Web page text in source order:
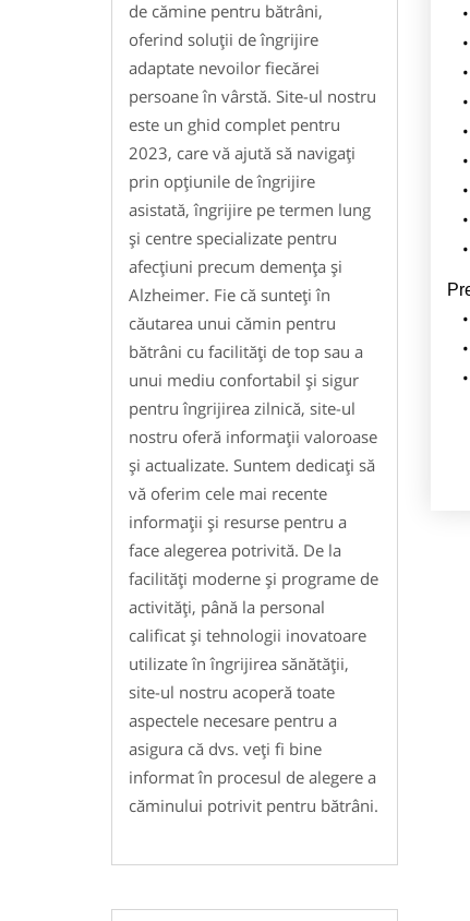
de cămine pentru bătrâni,
oferind soluții de îngrijire
adaptate nevoilor fiecărei
persoane în vârstă. Site-ul nostru
este un ghid complet pentru
2023, care vă ajută să navigați
prin opțiunile de îngrijire
asistată, îngrijire pe termen lung
și centre specializate pentru
afecțiuni precum demența și
Alzheimer. Fie că sunteți în
căutarea unui cămin pentru
bătrâni cu facilități de top sau a
unui mediu confortabil și sigur
pentru îngrijirea zilnică, site-ul
nostru oferă informații valoroase
și actualizate. Suntem dedicați să
vă oferim cele mai recente
informații și resurse pentru a
face alegerea potrivită. De la
facilități moderne și programe de
activități, până la personal
calificat și tehnologii inovatoare
utilizate în îngrijirea sănătății,
site-ul nostru acoperă toate
aspectele necesare pentru a
asigura că dvs. veți fi bine
informat în procesul de alegere a
căminului potrivit pentru bătrâni.